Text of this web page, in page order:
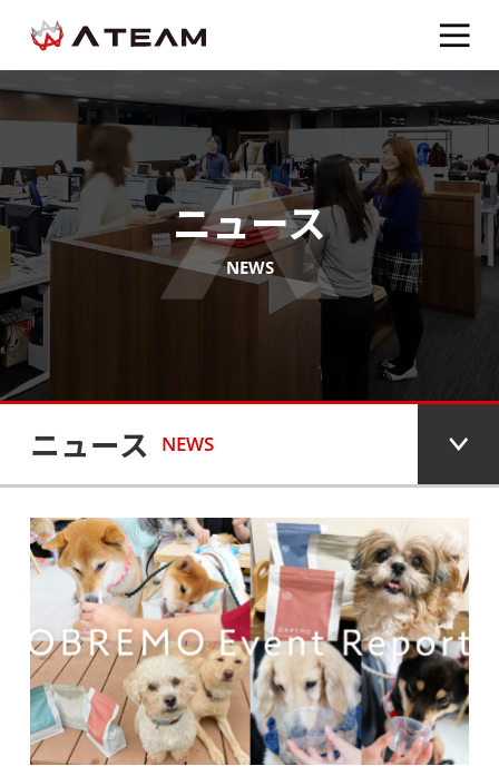
ニュース
NEWS
ニュース NEWS